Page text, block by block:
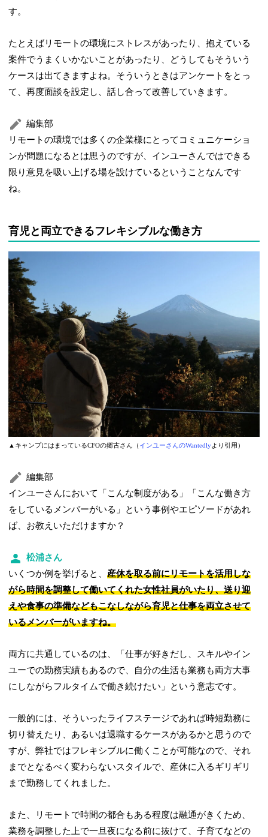
す。
たとえばリモートの環境にストレスがあったり、抱えている
案件でうまくいかないことがあったり、どうしてもそういう
ケースは出てきますよね。そういうときはアンケートをとっ
て、再度面談を設定し、話し合って改善していきます。
編集部
リモートの環境では多くの企業様にとってコミュニケーショ
ンが問題になるとは思うのですが、インユーさんではできる
限り意見を吸い上げる場を設けているということなんです
ね。
育児と両立できるフレキシブルな働き方
▲キャンプにはまっているCFOの郷古さん（ インユーさんのWantedlyより引用）
編集部
インユーさんにおいて「こんな制度がある」「こんな働き方
をしているメンバーがいる」という事例やエピソードがあれ
ば、お教えいただけますか？
松浦さん
いくつか例を挙げると、産休を取る前にリモートを活用しな
がら時間を調整して働いてくれた女性社員がいたり、送り迎
えや食事の準備などもこなしながら育児と仕事を両立させて
いるメンバーがいますね。
両方に共通しているのは、「仕事が好きだし、スキルやイン
ユーでの勤務実績もあるので、自分の生活も業務も両方大事
にしながらフルタイムで働き続けたい」という意志です。
一般的には、そういったライフステージであれば時短勤務に
切り替えたり、あるいは退職するケースがあるかと思うので
すが、弊社ではフレキシブルに働くことが可能なので、それ
までとなるべく変わらないスタイルで、産休に入るギリギリ
まで勤務してくれました。
また、リモートで時間の都合もある程度は融通がきくため、
業務を調整した上で一旦夜になる前に抜けて、子育てなどの